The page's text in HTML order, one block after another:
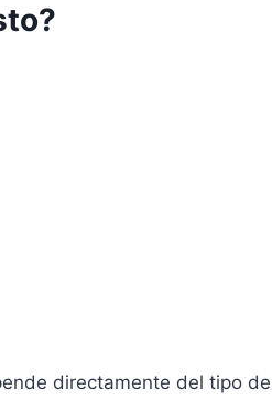
directamente del tipo